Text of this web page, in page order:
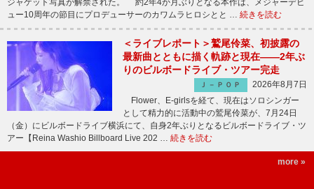
ジャケット写真が解禁された。 約2年4か月ぶりとなる本作は、メジャーデビ
ュー10周年の節目にプロデューサーのカワムラヒロシとと … 続きを読む
＜ライブレポート＞鷲尾伶菜、初披露の
最新曲とともに描く軌跡と現在――2年ぶ
りのビルボードライブ・ツアー完走
Ｊ－ＰＯＰ
2026年8月7日
Flower、E-girlsを経て、現在はソロシンガー
として精力的に活動中の鷲尾伶菜が、7月24日
（金）にビルボードライブ横浜にて、自身2年ぶりとなるビルボードライブ・ツ
アー【Reina Washio Billboard Live 202 … 続きを読む
more »